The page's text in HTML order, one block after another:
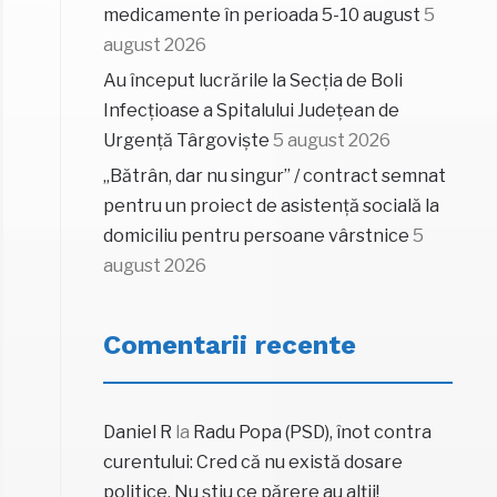
medicamente în perioada 5-10 august 5
august 2026
Au început lucrările la Secția de Boli
Infecțioase a Spitalului Județean de
Urgență Târgoviște 5 august 2026
„Bătrân, dar nu singur” / contract semnat
pentru un proiect de asistență socială la
domiciliu pentru persoane vârstnice 5
august 2026
Comentarii recente
Daniel R la Radu Popa (PSD), înot contra
curentului: Cred că nu există dosare
politice. Nu știu ce părere au alții!